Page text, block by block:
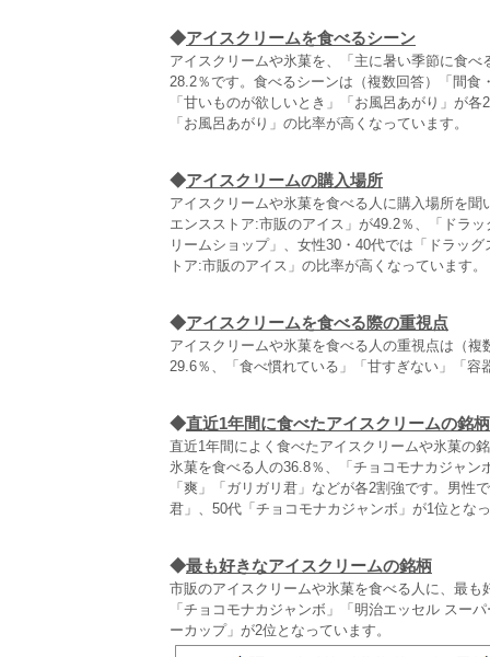
◆アイスクリームを食べるシーン
アイスクリームや氷菓を、「主に暑い季節に食
28.2％です。食べるシーンは（複数回答）「間
「甘いものが欲しいとき」「お風呂あがり」が
「お風呂あがり」の比率が高くなっています。
◆アイスクリームの購入場所
アイスクリームや氷菓を食べる人に購入場所を
エンスストア:市販のアイス」が49.2％、「ドラ
リームショップ」、女性30・40代では「ドラッ
トア:市販のアイス」の比率が高くなっています。
◆アイスクリームを食べる際の重視点
アイスクリームや氷菓を食べる人の重視点は（
29.6％、「食べ慣れている」「甘すぎない」「
◆直近1年間に食べたアイスクリームの銘柄
直近1年間によく食べたアイスクリームや氷菓の
氷菓を食べる人の36.8％、「チョコモナカジャ
「爽」「ガリガリ君」などが各2割強です。男性
君」、50代「チョコモナカジャンボ」が1位とな
◆最も好きなアイスクリームの銘柄
市販のアイスクリームや氷菓を食べる人に、最
「チョコモナカジャンボ」「明治エッセル スー
ーカップ」が2位となっています。